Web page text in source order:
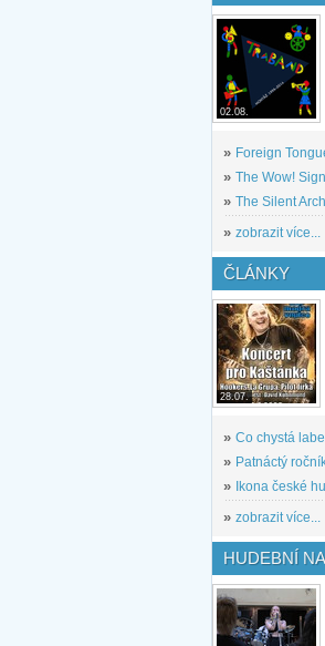
02.08.
» Foreign
» The Wow!
» The Silent
» zobrazit více...
ČLÁNKY
28.07.
» Co chystá
» Patnáctý
»
Ikona české
» zobrazit více...
HUDEBNÍ